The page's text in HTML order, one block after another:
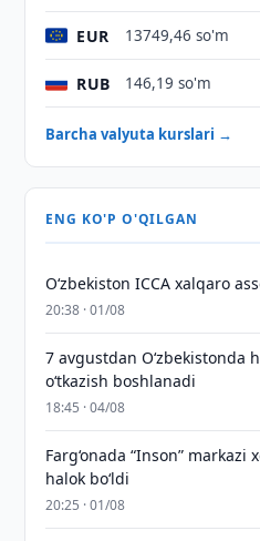
EUR 13749,46 so'm
RUB 146,19 so'm
Barcha valyuta kurslari →
ENG KO'P O'QILGAN
O‘zbekiston ICCA xalqaro
20:38 · 01/08
7 avgustdan O‘zbekistonda
o‘tkazish boshlanadi
18:45 · 04/08
Farg‘onada “Inson”
halok bo‘ldi
20:25 · 01/08